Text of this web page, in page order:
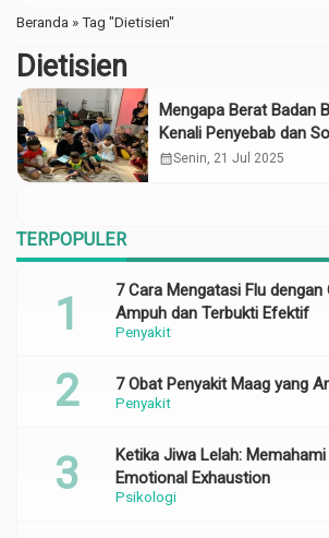
Beranda »Tag "Dietisien"
Dietisien
Mengapa Berat Badan
Kenali Penyebab dan
calendar_monthSenin, 21 Jul 2025
TERPOPULER
Penyakit
7 Cara Mengatasi Flu dengan
Ampuh dan Terbukti Efektif
Penyakit
7 Obat Penyakit Maag yang
Psikologi
Ketika Jiwa Lelah:
Emotional Exhaustion